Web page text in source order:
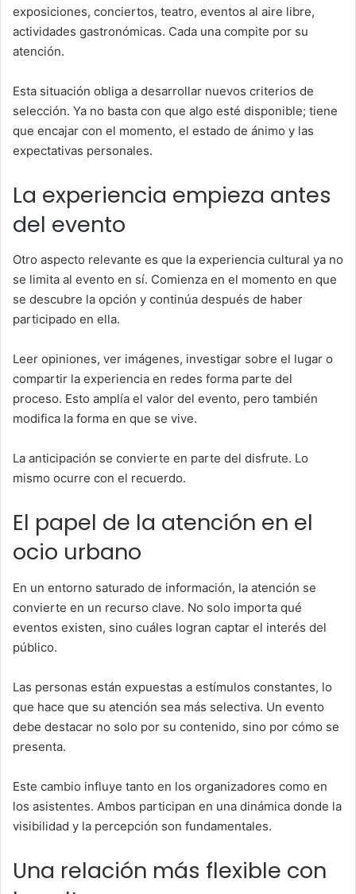
exposiciones, conciertos, teatro, eventos al aire libre,
actividades gastronómicas. Cada una compite por su
atención.
Esta situación obliga a desarrollar nuevos criterios de
selección. Ya no basta con que algo esté disponible; tiene
que encajar con el momento, el estado de ánimo y las
expectativas personales.
La experiencia empieza antes
del evento
Otro aspecto relevante es que la experiencia cultural ya no
se limita al evento en sí. Comienza en el momento en que
se descubre la opción y continúa después de haber
participado en ella.
Leer opiniones, ver imágenes, investigar sobre el lugar o
compartir la experiencia en redes forma parte del
proceso. Esto amplía el valor del evento, pero también
modifica la forma en que se vive.
La anticipación se convierte en parte del disfrute. Lo
mismo ocurre con el recuerdo.
El papel de la atención en el
ocio urbano
En un entorno saturado de información, la atención se
convierte en un recurso clave. No solo importa qué
eventos existen, sino cuáles logran captar el interés del
público.
Las personas están expuestas a estímulos constantes, lo
que hace que su atención sea más selectiva. Un evento
debe destacar no solo por su contenido, sino por cómo se
presenta.
Este cambio influye tanto en los organizadores como en
los asistentes. Ambos participan en una dinámica donde la
visibilidad y la percepción son fundamentales.
Una relación más flexible con